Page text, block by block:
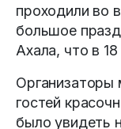
проходили во
большое
Ахала, что в
Организаторы
гостей
было увидеть